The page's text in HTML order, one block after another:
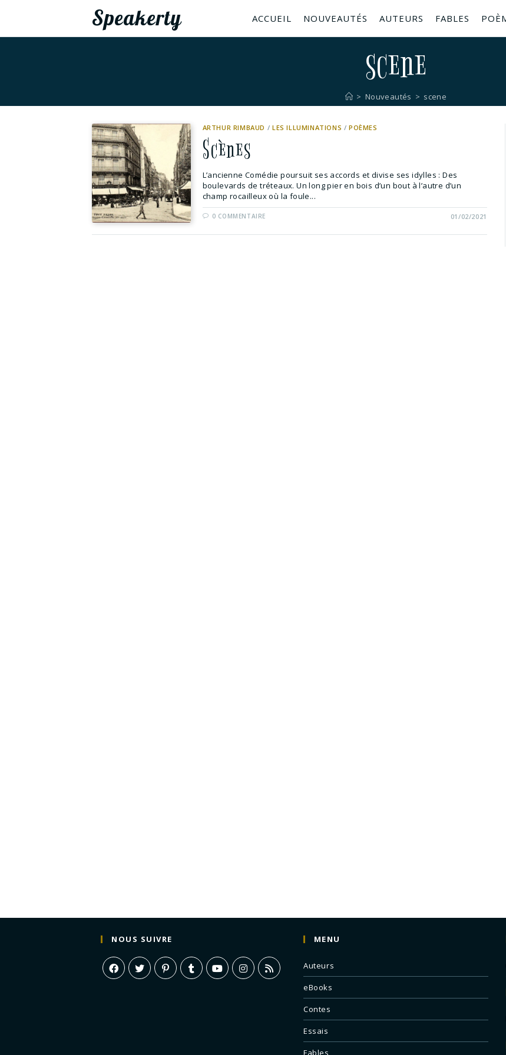
Speakerty ACCUEIL NOUVEAUTÉS AUTEURS FABLES
scene
> Nouveautés > scene
ARTHUR RIMBAUD / LES ILLUMINATIONS / POÈMES
Scènes
L’ancienne Comédie poursuit ses accords et divise ses idylles : Des
boulevards de tréteaux. Un long pier en bois d’un bout à l’autre d’un
champ rocailleux où la foule...
0 COMMENTAIRE 01/02/2021
NOUS SUIVRE MENU
Auteurs
eBooks
Contes
Essais
Fables